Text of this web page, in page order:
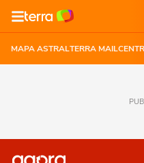
MAPA ASTRALTERRA MAIL